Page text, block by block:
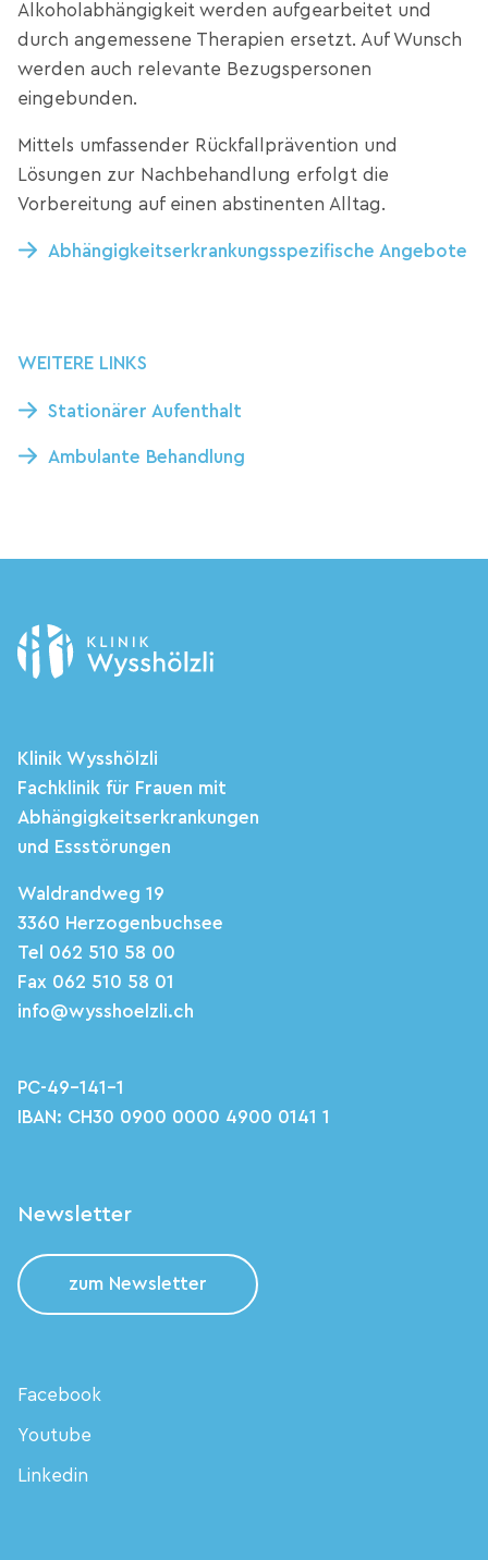
Alkoholabhängigkeit werden aufgearbeitet und
durch angemessene Therapien ersetzt. Auf Wunsch
werden auch relevante Bezugspersonen
eingebunden.
Mittels umfassender Rückfallprävention und
Lösungen zur Nachbehandlung erfolgt die
Vorbereitung auf einen abstinenten Alltag.
Abhängigkeitserkrankungsspezifische Angebote
WEITERE LINKS
Stationärer Aufenthalt
Ambulante Behandlung
Klinik Wysshölzli
Fachklinik für Frauen mit
Abhängigkeitserkrankungen
und Essstörungen
Waldrandweg 19
3360 Herzogenbuchsee
Tel 062 510 58 00
Fax 062 510 58 01
info@wysshoelzli.ch
PC-49-141-1
IBAN: CH30 0900 0000 4900 0141 1
Newsletter
zum Newsletter
Facebook
Youtube
Linkedin